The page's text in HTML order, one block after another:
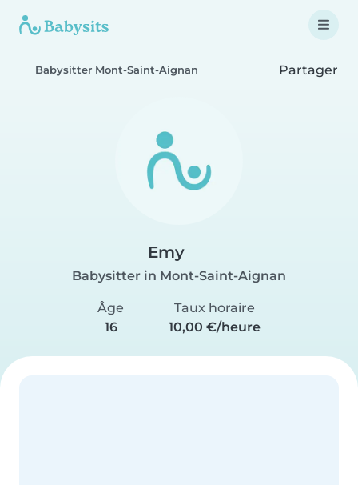
Babysitter Mont-Saint-Aignan Partager
Emy
Babysitter in Mont-Saint-Aignan
Âge
16
Taux horaire
10,00 €/heure